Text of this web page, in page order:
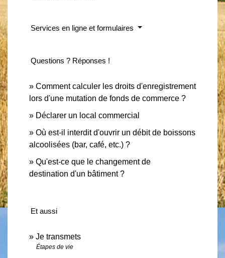
Services en ligne et formulaires
Questions ? Réponses !
Comment calculer les droits d'enregistrement
lors d'une mutation de fonds de commerce ?
Déclarer un local commercial
Où est-il interdit d'ouvrir un débit de boissons
alcoolisées (bar, café, etc.) ?
Qu'est-ce que le changement de
destination d'un bâtiment ?
Et aussi
Je transmets
Étapes de vie